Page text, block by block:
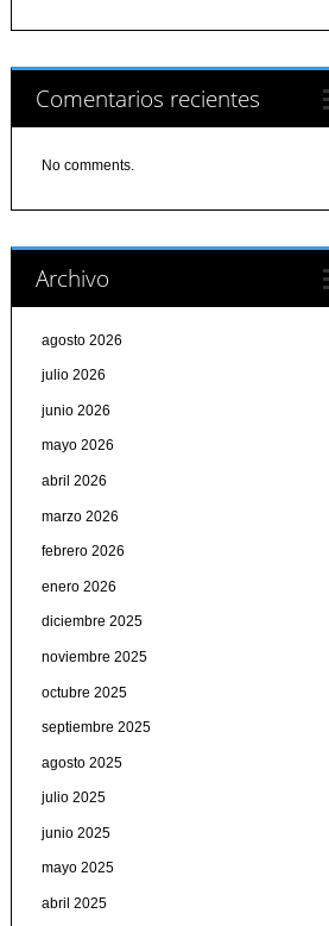
Comentarios recientes
No comments.
Archivo
agosto 2026
julio 2026
junio 2026
mayo 2026
abril 2026
marzo 2026
febrero 2026
enero 2026
diciembre 2025
noviembre 2025
octubre 2025
septiembre 2025
agosto 2025
julio 2025
junio 2025
mayo 2025
abril 2025